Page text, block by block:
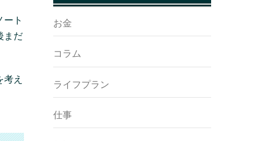
ト
まだ
え
お金
コラム
ライフプラン
仕事